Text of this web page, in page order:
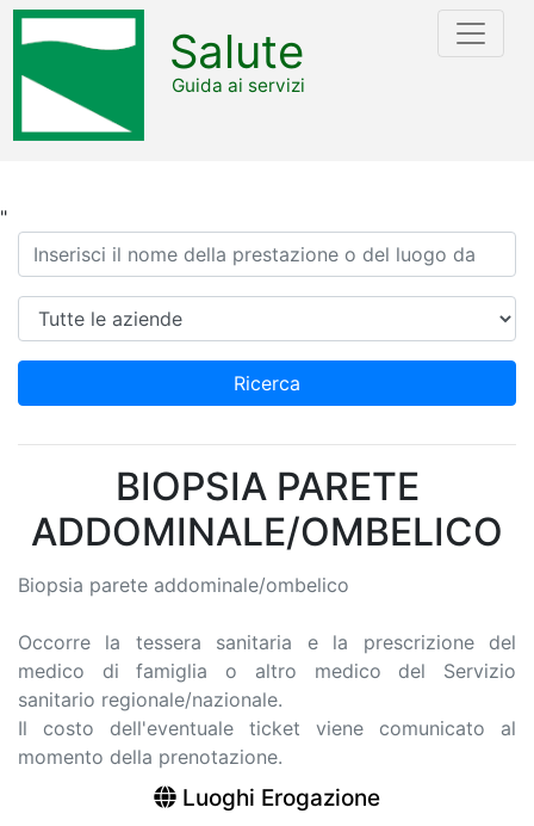
"
Salute
Guida ai servizi
Ricerca
Azienda
Ricerca
BIOPSIA PARETE
ADDOMINALE/OMBELICO
Biopsia parete addominale/ombelico
Occorre la tessera sanitaria e la prescrizione del
medico di famiglia o altro medico del Servizio
sanitario regionale/nazionale.
Il costo dell'eventuale ticket viene comunicato al
momento della prenotazione.
Luoghi Erogazione